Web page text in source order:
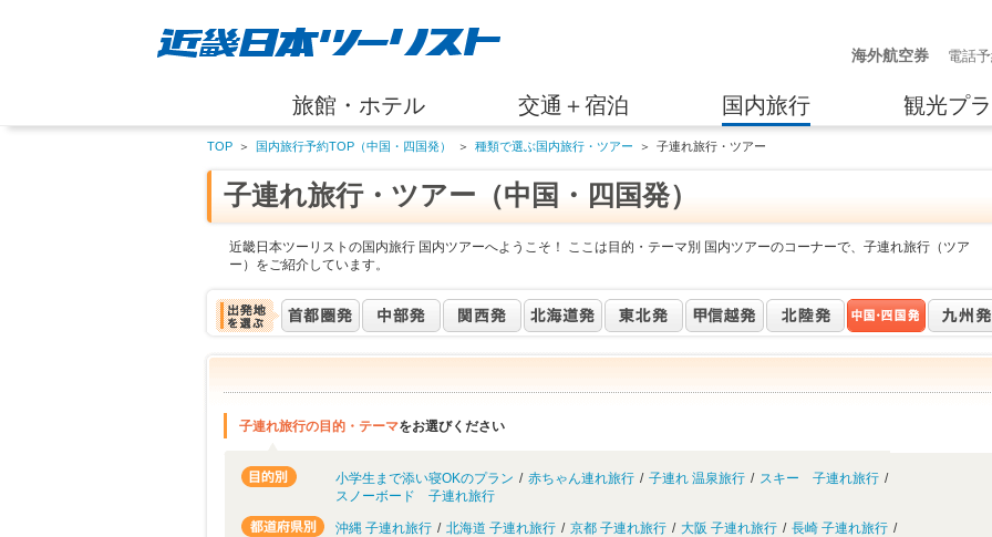
海外航空券 電話
旅館・ホテル 交通＋宿泊 国内旅行 観光プ
TOP ＞ 国内旅行予約TOP（中国・四国発） ＞ 種類で選ぶ国内旅行・ツアー ＞ 子連れ旅行・ツアー
子連れ旅行・ツアー（中国・四国発）
近畿日本ツーリストの国内旅行 国内ツアーへようこそ！ ここは目的・テーマ別 国内ツアーのコーナーで、子連れ旅行（ツア
ー）をご紹介しています。
子連れ旅行の目的・テーマをお選びください
小学生まで添い寝OKのプラン / 赤ちゃん連れ旅行 / 子連れ 温泉旅行 / スキー 子連れ旅行 /
スノーボード 子連れ旅行
沖縄 子連れ旅行 / 北海道 子連れ旅行 / 京都 子連れ旅行 / 大阪 子連れ旅行 / 長崎 子連れ旅行 /